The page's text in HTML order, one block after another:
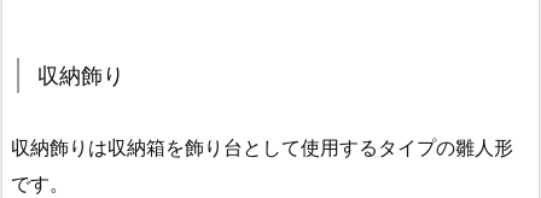
収納飾り
収納飾りは収納箱を飾り台として使用するタイプの雛人形
です。